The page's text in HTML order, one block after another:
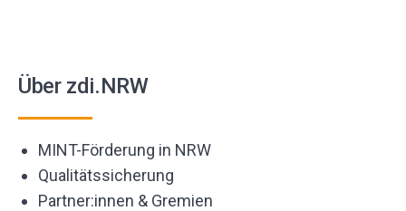
Über zdi.NRW
MINT-Förderung in NRW
Qualitätssicherung
Partner:innen & Gremien